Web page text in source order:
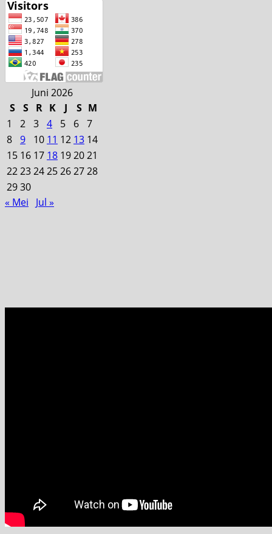
Juni 2026
S
S R K J S M
1
2 3 4 5 6 7
8 9 10 11 12 13 14
15 16 17 18 192021
22232425262728
2930
« Mei
Jul »